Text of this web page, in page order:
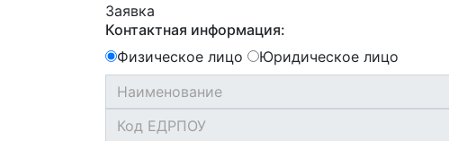
Заявка
Контактная информация:
Физическое лицо
Юридическое лицо